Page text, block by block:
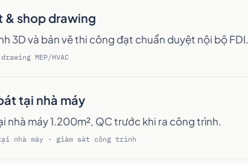
& shop drawing
3D và bản vẽ thi công đạt chuẩn duyệt nội bộ FDI.
MEP/HVAC
tại nhà máy
nhà máy 1.200m², QC trước khi ra công trình.
nhà máy · giám sát công trình